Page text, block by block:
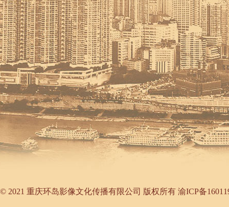
© 2021 重庆环岛影像文化传播有限公司 版权所有 渝ICP备